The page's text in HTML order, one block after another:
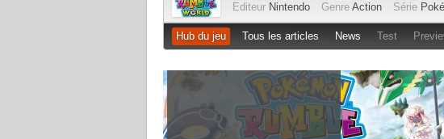
Editeur Nintendo Genre Action Série
Hub du jeu Tous les articles News Test